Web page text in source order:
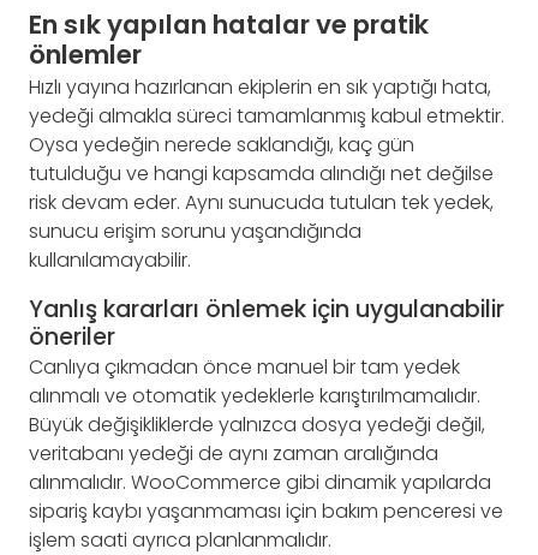
En sık yapılan hatalar ve pratik
önlemler
Hızlı yayına hazırlanan ekiplerin en sık yaptığı hata,
yedeği almakla süreci tamamlanmış kabul etmektir.
Oysa yedeğin nerede saklandığı, kaç gün
tutulduğu ve hangi kapsamda alındığı net değilse
risk devam eder. Aynı sunucuda tutulan tek yedek,
sunucu erişim sorunu yaşandığında
kullanılamayabilir.
Yanlış kararları önlemek için uygulanabilir
öneriler
Canlıya çıkmadan önce manuel bir tam yedek
alınmalı ve otomatik yedeklerle karıştırılmamalıdır.
Büyük değişikliklerde yalnızca dosya yedeği değil,
veritabanı yedeği de aynı zaman aralığında
alınmalıdır. WooCommerce gibi dinamik yapılarda
sipariş kaybı yaşanmaması için bakım penceresi ve
işlem saati ayrıca planlanmalıdır.